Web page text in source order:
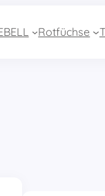
Rotfüchse